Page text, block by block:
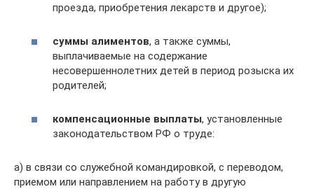
проезда, приобретения лекарств и другое);
суммы алиментов, а также суммы,
выплачиваемые на содержание
несовершеннолетних детей в период розыска их
родителей;
компенсационные выплаты, установленные
законодательством РФ о труде:
а) в связи со служебной командировкой, с переводом,
приемом или направлением на работу в другую